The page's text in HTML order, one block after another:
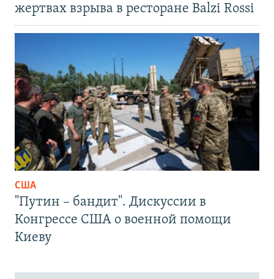
жертвах взрыва в ресторане Balzi Rossi
США
"Путин – бандит". Дискуссии в
Конгрессе США о военной помощи
Киеву